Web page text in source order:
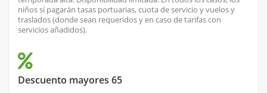
niños sí pagarán tasas portuarias, cuota de servicio y vuelos y
traslados (donde sean requeridos y en caso de tarifas con
servicios añadidos).
Descuento mayores 65